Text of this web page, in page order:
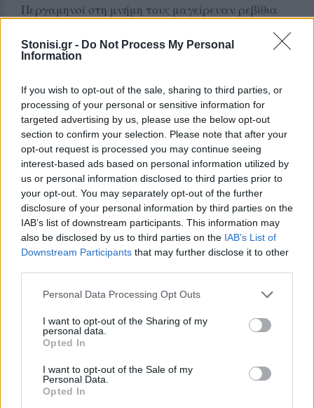
Stonisi.gr - Do Not Process My Personal
Information
If you wish to opt-out of the sale, sharing to third parties, or
processing of your personal or sensitive information for
targeted advertising by us, please use the below opt-out
section to confirm your selection. Please note that after your
opt-out request is processed you may continue seeing
interest-based ads based on personal information utilized by
us or personal information disclosed to third parties prior to
your opt-out. You may separately opt-out of the further
disclosure of your personal information by third parties on the
IAB’s list of downstream participants. This information may
also be disclosed by us to third parties on the IAB’s List of
Downstream Participants that may further disclose it to other
Personal Data Processing Opt Outs
I want to opt-out of the Sharing of my
personal data.
Opted In
I want to opt-out of the Sale of my
Personal Data.
Opted In
Περγαμηνοί στη μνήμη τους μαγείρευαν ρεβίθια
μουσουλμάνους που περνούσαν το Σελινούντα
ποταμό κι ανηφόριζαν στη χάρη τους… Τίποτα
δεν έχει μείνει πια… Τίποτα εξόν από τη μεγάλη
σκάλα και τον αψηλό αναλημματικό τοίχο της
παλιάς ιστορικής εκκλησιάς. Ένα τοίχο
στεφανωμένο θαρρείς επίτηδες από μια τούρκικη
σημαία. Το λάβαρο του νικητή…
Καρσί η παλιά βρύση, η βρύση «της αγριάδας»
αναμετάξυ σε όσους ακολουθούσαν τους
επιτάφιους των δυο εκκλησιών… Των Αγίων
Θεοδώρων και της Ζωοδόχου Πηγής. Πιωμένοι με
«κονιάκια» έξω από τις εκκλησιές οι άνδρες γιατί
το ‘χαν σε κακό να μπουν μέσα. Έμπαιναν,
προσκυνούσαν και βγαίναν. Και μετά «κονιάκια».
Είχαν και λόγο…. «Για του Χριστέλ(ι) που πουνεί».
Μεσημέρι Μεγάλης Παρασκευής εκεί στη βρύση, η
αγριάδα. Ποιος θα περάσει πρώτος. Ώσπου έτρεξε
αίμα στα σοκάκια της πολιτείας σου κι ο
Μητροπολίτης απαγόρευσε το ταυτόχρονο έθιμο